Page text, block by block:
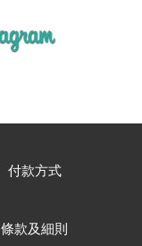
付款方式
條款及細則